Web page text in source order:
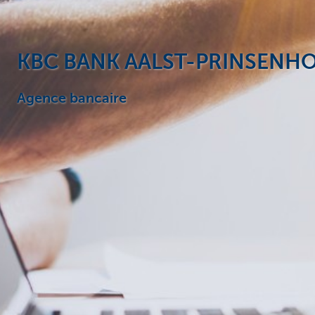
KBC BANK AALST-
Agence bancaire